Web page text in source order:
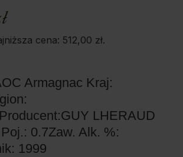
cena: 512,00 zł.
Armagnac Kraj:
Producent:GUY LHERAUD
Poj.: 0.7Zaw. Alk. %:
1999